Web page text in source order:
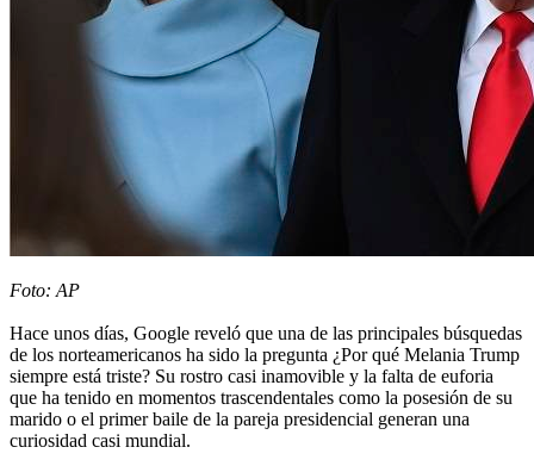
Foto: AP
Hace unos días, Google reveló que una de las principales búsquedas
de los norteamericanos ha sido la pregunta ¿Por qué Melania Trump
siempre está triste? Su rostro casi inamovible y la falta de euforia
que ha tenido en momentos trascendentales como la posesión de su
marido o el primer baile de la pareja presidencial generan una
curiosidad casi mundial.